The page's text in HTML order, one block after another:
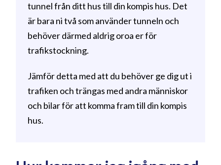
tunnel från ditt hus till din kompis hus. Det
är bara ni två som använder tunneln och
behöver därmed aldrig oroa er för
trafikstockning.
Jämför detta med att du behöver ge dig ut i
trafiken och trängas med andra människor
och bilar för att komma fram till din kompis
hus.